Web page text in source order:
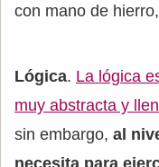
con mano de
Lógica. La lógica
muy abstracta y
sin embargo, al
necesita para